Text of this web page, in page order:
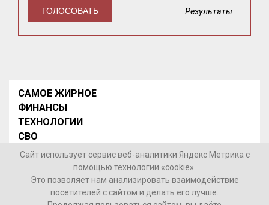
Результаты
САМОЕ ЖИРНОЕ
ФИНАНСЫ
ТЕХНОЛОГИИ
СВО
НОВОСТИ В МИРЕ
НОВОСТИ РОССИИ
Контакты
Сайт использует сервис веб-аналитики Яндекс Метрика с
помощью технологии «cookie».
Это позволяет нам анализировать взаимодействие
посетителей с сайтом и делать его лучше.